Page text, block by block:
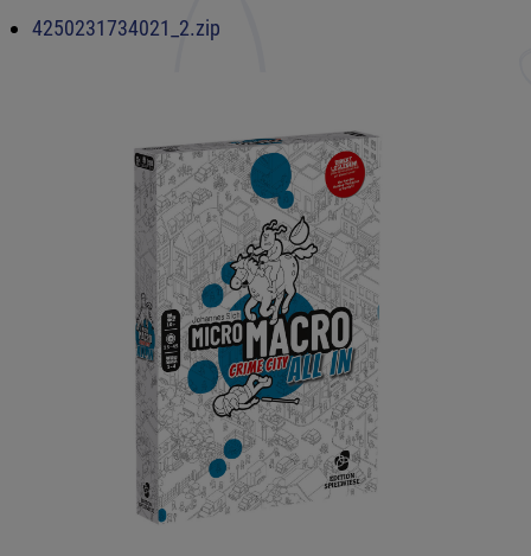
4250231734021_2.zip